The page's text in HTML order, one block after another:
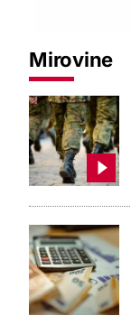
Mirovine